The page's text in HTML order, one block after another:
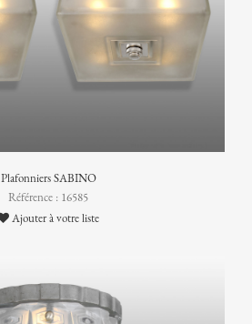
Plafonniers SABINO
Référence : 16585
Ajouter à votre liste